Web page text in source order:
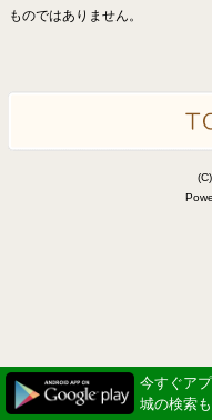
ものではありません。
今すぐア
城の検索